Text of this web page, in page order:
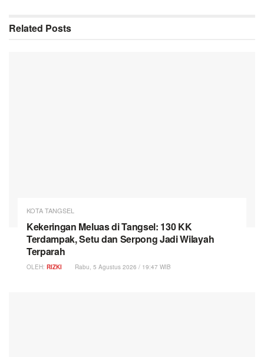
Related Posts
KOTA TANGSEL
Kekeringan Meluas di Tangsel: 130 KK
Terdampak, Setu dan Serpong Jadi Wilayah
Terparah
OLEH: RIZKI Rabu, 5 Agustus 2026 / 19:47 WIB